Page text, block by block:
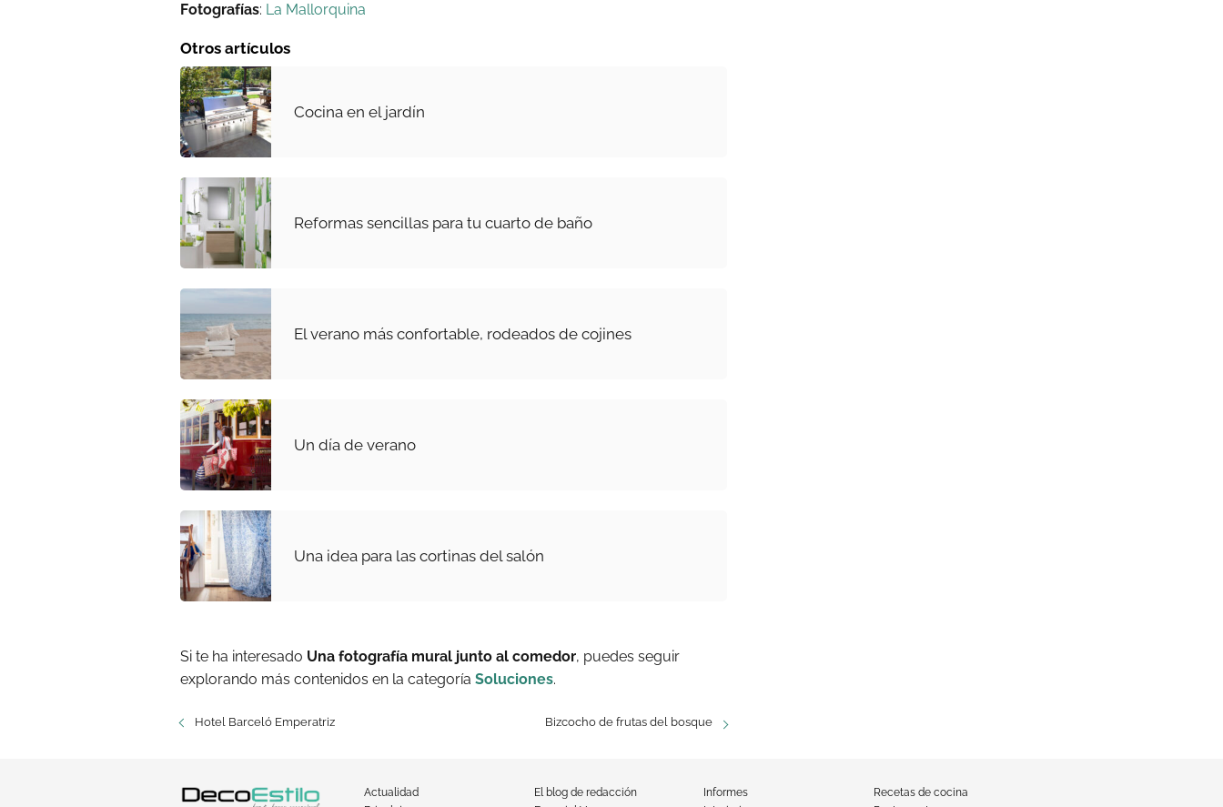
Fotografías: La Mallorquina
Otros artículos
Cocina en el jardín
Reformas sencillas para tu cuarto de baño
El verano más confortable, rodeados de cojines
Un día de verano
Una idea para las cortinas del salón
Si te ha interesado Una fotografía mural junto al comedor, puedes seguir
explorando más contenidos en la categoría Soluciones.
Hotel Barceló Emperatriz Bizcocho de frutas del bosque
Actualidad
El blog de redacción
Informes
Recetas de cocina